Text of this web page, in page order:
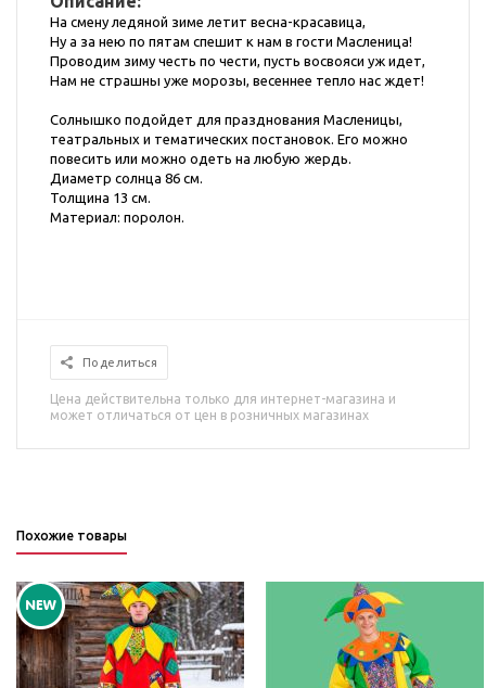
На смену ледяной зиме летит весна-красавица,
Ну а за нею по пятам спешит к нам в гости Масленица!
Проводим зиму честь по чести, пусть восвояси уж идет,
Нам не страшны уже морозы, весеннее тепло нас ждет!
Солнышко подойдет для празднования Масленицы,
театральных и тематических постановок. Его можно
повесить или можно одеть на любую жердь.
Диаметр солнца 86 см.
Толщина 13 см.
Материал: поролон.
Поделиться
Цена действительна только для интернет-магазина и
может отличаться от цен в розничных магазинах
Похожие товары